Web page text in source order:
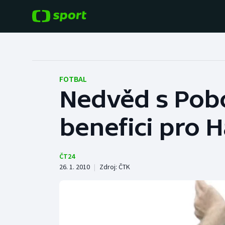
Hokej
Tenis
Cyklistika
Baseball a softbal
Basketbal
Boby a skeleton
FOTBAL
Nedvěd s
benefici pro
ČT24
26. 1. 2010 | Zdroj: ČTK